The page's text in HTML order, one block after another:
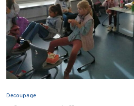
Decoupage